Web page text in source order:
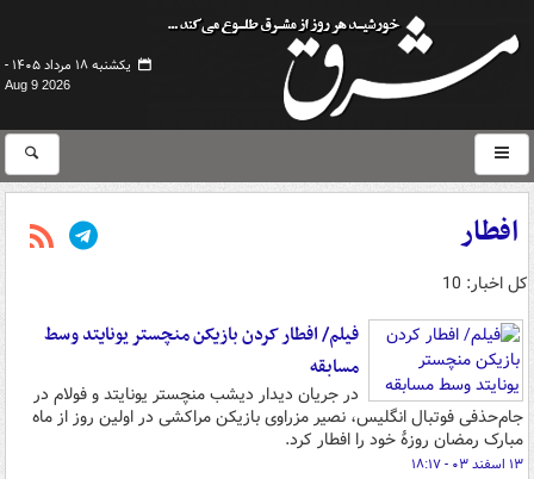
یکشنبه ۱۸ مرداد ۱۴۰۵ -
Aug 9 2026
افطار
کل اخبار: 10
فیلم/ افطار کردن بازیکن منچستر یونایتد وسط
مسابقه
در جریان دیدار دیشب منچستر یونایتد و فولام در
جام‌حذفی فوتبال انگلیس، نصیر مزراوی بازیکن مراکشی در اولین روز از ماه
مبارک رمضان روزهٔ خود را افطار کرد.
۱۳ اسفند ۰۳ - ۱۸:۱۷